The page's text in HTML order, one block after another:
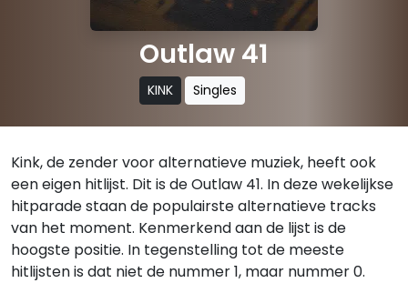
Outlaw 41
KINK Singles
Kink, de zender voor alternatieve muziek, heeft ook
een eigen hitlijst. Dit is de Outlaw 41. In deze wekelijkse
hitparade staan de populairste alternatieve tracks
van het moment. Kenmerkend aan de lijst is de
hoogste positie. In tegenstelling tot de meeste
hitlijsten is dat niet de nummer 1, maar nummer 0.